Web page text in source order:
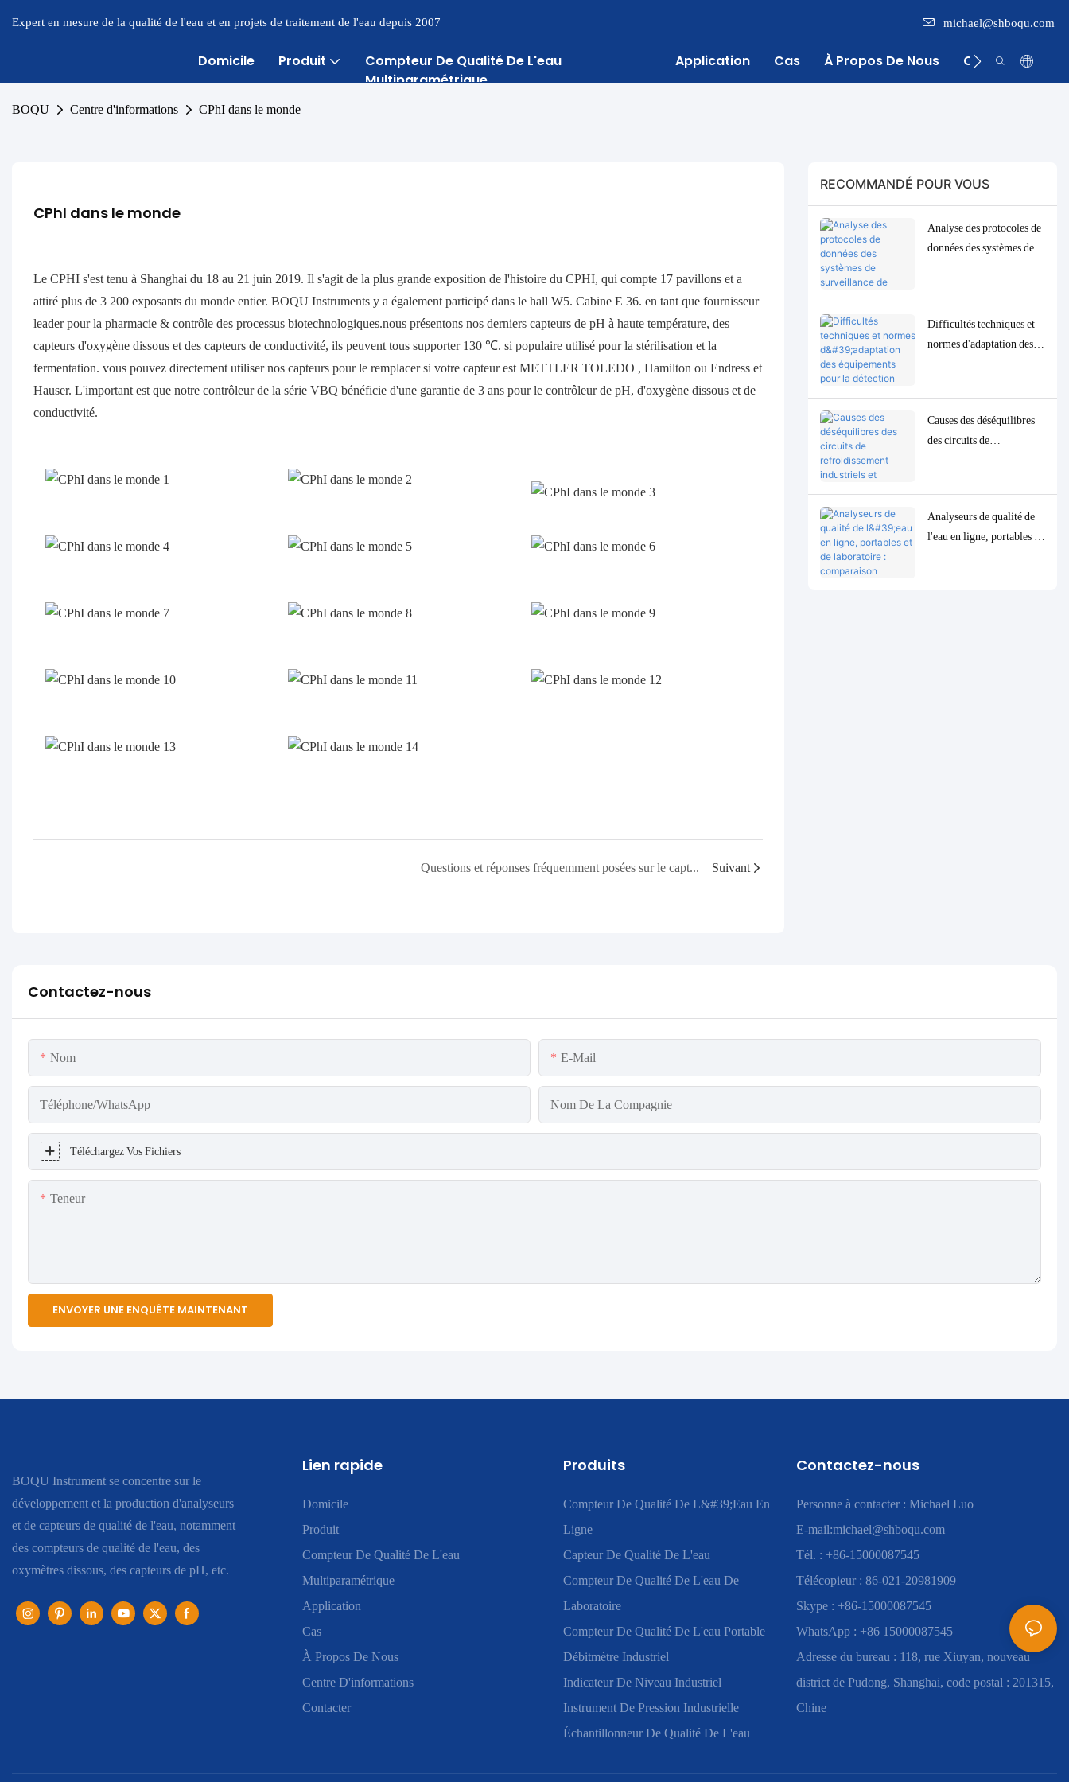
Expert en mesure de la qualité de l'eau et en projets de traitement de l'eau depuis 2007 michael@shboqu.com
Domicile Produit
Compteur De Qualité De L'eau
Multiparamétrique
Application Cas À Propos De Nous Centre
BOQU Centre d'informations CPhI dans le monde
CPhI dans le monde
Le CPHI s'est tenu à Shanghai du 18 au 21 juin 2019. Il s'agit de la plus grande exposition de l'histoire du CPHI, qui compte 17 pavillons et a
attiré plus de 3 200 exposants du monde entier. BOQU Instruments y a également participé dans le hall W5. Cabine E 36. en tant que fournisseur
leader pour la pharmacie & contrôle des processus biotechnologiques.nous présentons nos derniers capteurs de pH à haute température, des
capteurs d'oxygène dissous et des capteurs de conductivité, ils peuvent tous supporter 130 ℃. si populaire utilisé pour la stérilisation et la
fermentation. vous pouvez directement utiliser nos capteurs pour le remplacer si votre capteur est METTLER TOLEDO , Hamilton ou Endress et
Hauser. L'important est que notre contrôleur de la série VBQ bénéficie d'une garantie de 3 ans pour le contrôleur de pH, d'oxygène dissous et de
conductivité.
Questions et réponses fréquemment posées sur le capteur de pH Suivant
RECOMMANDÉ POUR VOUS
Analyse des protocoles de
données des systèmes de
de débogage Modbus,
RS485 et MQTT
Difficultés techniques et
normes d'adaptation des
paramètres de qualité de
l'eau à l'état de traces à
faible concentration
Causes des déséquilibres
des circuits de
de surveillance précises
Analyseurs de qualité de
l'eau en ligne, portables et
Contactez-nous
Nom E-Mail
Téléphone/WhatsApp Nom De La Compagnie
Téléchargez Vos Fichiers
Teneur
ENVOYER UNE ENQUÊTE MAINTENANT
BOQU Instrument se concentre sur le
développement et la production d'analyseurs
et de capteurs de qualité de l'eau, notamment
des compteurs de qualité de l'eau, des
oxymètres dissous, des capteurs de pH, etc.
Lien rapide
Domicile
Produit
Compteur De Qualité De L'eau
Multiparamétrique
Application
Cas
À Propos De Nous
Centre D'informations
Contacter
Produits
Compteur De Qualité De L&#39;eau En
Ligne
Capteur De Qualité De L'eau
Compteur De Qualité De L'eau De
Laboratoire
Compteur De Qualité De L'eau Portable
Débitmètre Industriel
Indicateur De Niveau Industriel
Instrument De Pression Industrielle
Échantillonneur De Qualité De L'eau
Contactez-nous
Personne à contacter : Michael Luo
E-mail:michael@shboqu.com
Tél. : +86-15000087545
Télécopieur : 86-021-20981909
Skype : +86-15000087545
WhatsApp : +86 15000087545
Adresse du bureau : 118, rue Xiuyan, nouveau
district de Pudong, Shanghai, code postal : 201315,
Chine